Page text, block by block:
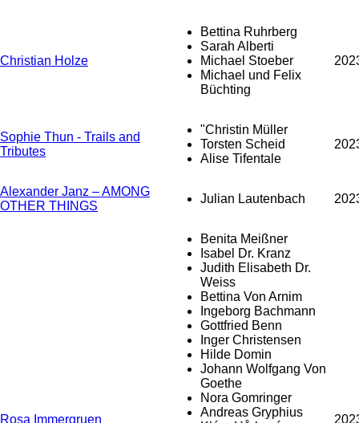
Christian Holze
Bettina Ruhrberg
Sarah Alberti
Michael Stoeber
Michael und Felix
Büchting
Sophie Thun - Trails and
Tributes
"Christin Müller
Torsten Scheid
Alise Tifentale
Alexander Janz – AMONG
OTHER THINGS
Julian Lautenbach
Rosa Immergruen
Benita Meißner
Isabel Dr. Kranz
Judith Elisabeth Dr.
Weiss
Bettina Von Arnim
Ingeborg Bachmann
Gottfried Benn
Inger Christensen
Hilde Domin
Johann Wolfgang Von
Goethe
Nora Gomringer
Andreas Gryphius